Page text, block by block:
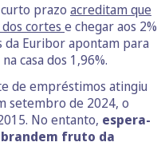
prazo acreditam que
cortes e chegar aos 2%
da Euribor apontam para
casa dos 1,96%.
de empréstimos atingiu
setembro de 2024, o
No entanto, espera-
fruto da